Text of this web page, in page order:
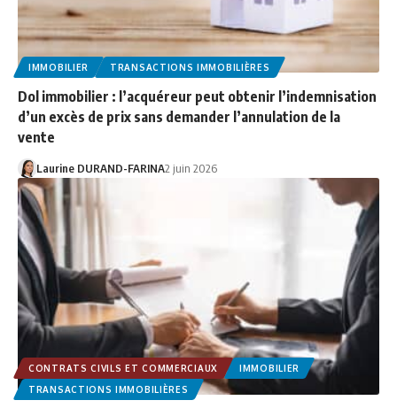
IMMOBILIER TRANSACTIONS IMMOBILIÈRES
Dol immobilier : l’acquéreur peut obtenir l’indemnisation
d’un excès de prix sans demander l’annulation de la
vente
Laurine DURAND-FARINA2 juin 2026
CONTRATS CIVILS ET COMMERCIAUX
IMMOBILIER
TRANSACTIONS IMMOBILIÈRES